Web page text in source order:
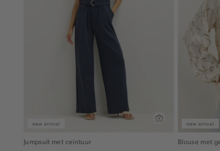
new arrival
Jumpsuit met ceintuur
new arrival
Blouse met